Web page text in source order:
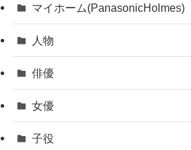
マイホーム(PanasonicHolmes)
人物
俳優
女優
子役